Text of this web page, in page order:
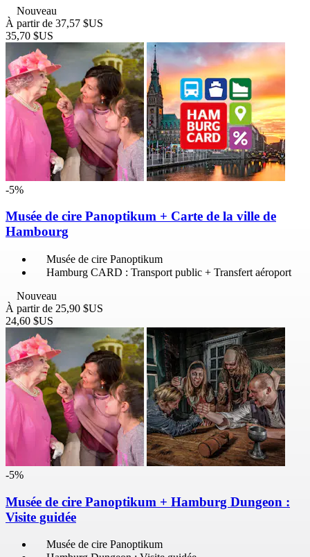
Nouveau
À partir de 37,57 $US
35,70 $US
-5%
Musée de cire Panoptikum + Carte de la ville de
Hambourg
Musée de cire Panoptikum
Hamburg CARD : Transport public + Transfert aéroport
Nouveau
À partir de 25,90 $US
24,60 $US
-5%
Musée de cire Panoptikum + Hamburg Dungeon :
Visite guidée
Musée de cire Panoptikum